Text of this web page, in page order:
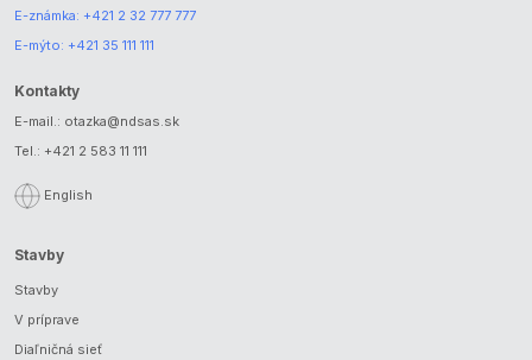
E-známka: +421 2 32 777 777
E-mýto: +421 35 111 111
Kontakty
E-mail.: otazka@ndsas.sk
Tel.: +421 2 583 11 111
English
Stavby
Stavby
V príprave
Diaľničná sieť